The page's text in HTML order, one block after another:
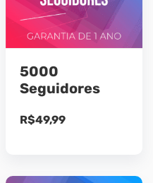
5000
Seguidores
R$49,99